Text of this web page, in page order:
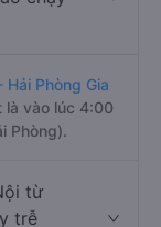
Phòng Gia
là vào lúc 4:00
Phòng).
từ
trễ